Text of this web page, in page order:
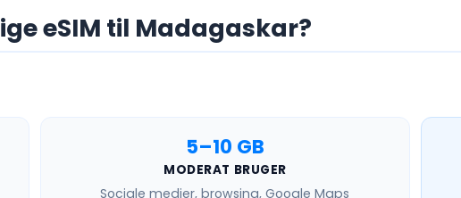
eSIM til Madagaskar?
5–10 GB
MODERAT BRUGER
Sociale medier, browsing, Google Maps